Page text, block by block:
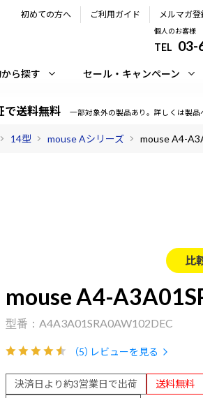
初めての方へ ご利用ガイド メルマガ登
個人のお客様
TEL 03-
ら探す セール・キャンペーン
で送料無料 一部対象外の製品あり。詳しくは製品
14型 mouse Aシリーズ mouse A4-
比
mouse A4-
A4A3A01SRA0AW102DEC
（5）レビューを見る
決済日より約3営業日で出荷
送料無料